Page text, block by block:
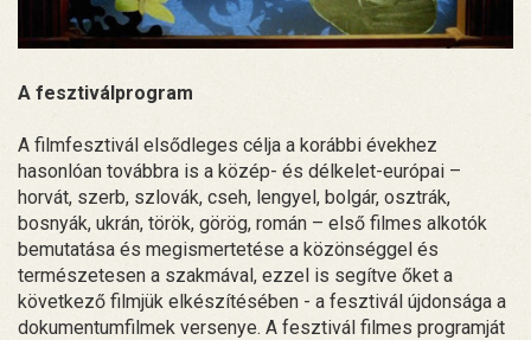
A fesztiválprogram
A filmfesztivál elsődleges célja a korábbi évekhez
hasonlóan továbbra is a közép- és délkelet-európai –
horvát, szerb, szlovák, cseh, lengyel, bolgár, osztrák,
bosnyák, ukrán, török, görög, román – első filmes alkotók
bemutatása és megismertetése a közönséggel és
természetesen a szakmával, ezzel is segítve őket a
következő filmjük elkészítésében - a fesztivál újdonsága a
dokumentumfilmek versenye. A fesztivál filmes programját